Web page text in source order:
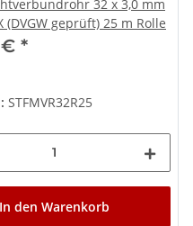
32 x 3,0 mm
(DVGW geprüft) 25 m Rolle
€ *
STFMVR32R25
In den Warenkorb